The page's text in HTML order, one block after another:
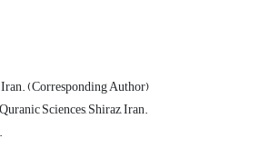
(Corresponding Author)
Sciences, Shiraz, Iran.